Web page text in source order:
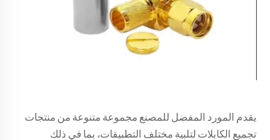
يقدم المورد المفضل للمصنع مجموعة متنوعة من منتجات
تجميع الكابلات لتلبية مختلف التطبيقات، بما في ذلك